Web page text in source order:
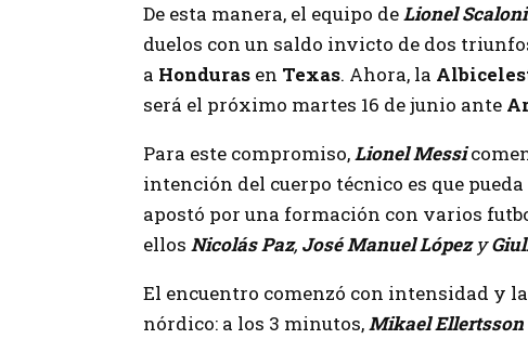
De esta manera, el equipo deLionel Scaloni
duelos con un saldo invicto de dos
a Honduras en Texas. Ahora, la
será el próximo martes 16 de junio ante
Para este compromiso,Lionel Messi
intención del cuerpo técnico es que
apostó por una formación con varios
ellos Nicolás Paz, José Manuel Lópezy
El encuentro comenzó con intensidad y
nórdico: a los 3 minutos,Mikael Ellertsson